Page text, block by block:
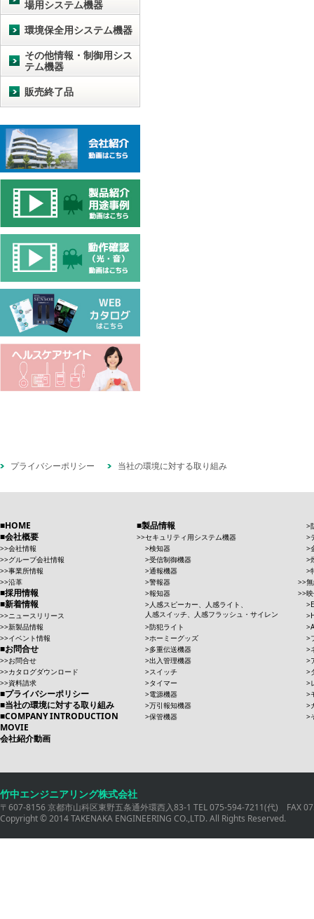
場用システム機器
環境保全用システム機器
その他情報・制御用シス
テム機器
販売終了品
プライバシーポリシー 当社の環境に対する取り組み
HOME
会社概要
会社情報
グループ会社情報
事業所情報
沿革
採用情報
新着情報
ニュースリリース
新製品情報
イベント情報
お問合せ
お問合せ
カタログダウンロード
資料請求
プライバシーポリシー
当社の環境に対する取り組み
COMPANY INTRODUCTION
MOVIE
会社紹介動画
製品情報
セキュリティ用システム機器
検知器
受信制御機器
通報機器
警報器
報知器
人感スピーカー、人感ライト、
人感スイッチ、人感フラッシュ・サイレン
防犯ライト
ホーミーグッズ
多重伝送機器
出入管理機器
スイッチ
タイマー
電源機器
万引報知機器
保管機器
竹中エンジニアリング株式会社
〒607-8156 京都市山科区東野五条通外環西入83-1 TEL 075-594-7211(代) FAX
Copyright © 2014 TAKENAKA ENGINEERING CO.,LTD. All Rights Reserved.